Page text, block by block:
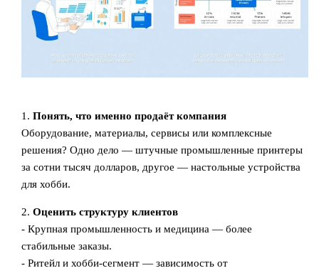
1.Понять, что именно продаёт компания
Оборудование, материалы, сервисы или комплексные
решения? Одно дело — штучные промышленные принтеры
за сотни тысяч долларов, другое — настольные устройства
для хобби.
2.Оценить структуру клиентов
- Крупная промышленность и медицина — более
стабильные заказы.
- Ритейл и хобби-сегмент — зависимость от